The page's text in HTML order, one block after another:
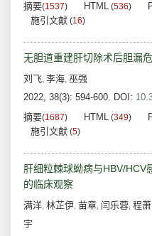
摘要(1537) HTML (536)
施引文献 (16)
无胆道重建肝切除术后胆漏
刘飞, 李海, 巫强
2022, 38(3): 594-600. DOI:
摘要(1687) HTML (349)
施引文献 (5)
肝细粒棘球蚴病与HBV/HCV
的临床观察
满洋, 林芷伊, 苗章, 闫乐蓉, 程萧
宇